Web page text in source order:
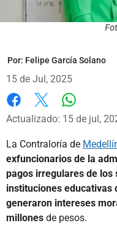
Por: Felipe García Solano
15 de Jul, 2025
Facebook
X
Actualizado: 15 de jul,
La Contraloría de
exfuncionarios de la
pagos irregulares de los
instituciones educativas
generaron intereses
millones de pesos.